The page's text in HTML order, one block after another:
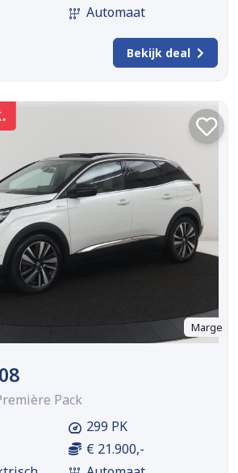
Automaat
Bekijk deal
Marge
Pack
299 PK
€ 21.900,-